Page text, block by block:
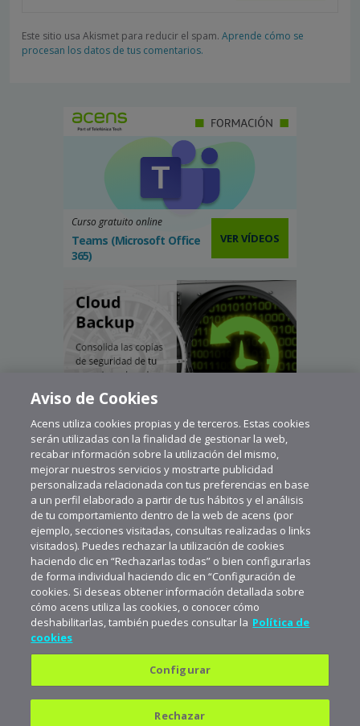
Este sitio usa Akismet para reducir el spam. Aprende cómo se
procesan los datos de tus comentarios.
Curso gratuito online
Teams (Microsoft Office
365)
VER VÍDEOS
Política de privacidad
Aviso de Cookies
Acens utiliza cookies propias y de terceros. Estas cookies
serán utilizadas con la finalidad de gestionar la web,
recabar información sobre la utilización del mismo,
mejorar nuestros servicios y mostrarte publicidad
personalizada relacionada con tus preferencias en base
a un perfil elaborado a partir de tus hábitos y el análisis
de tu comportamiento dentro de la web de acens (por
ejemplo, secciones visitadas, consultas realizadas o links
visitados). Puedes rechazar la utilización de cookies
haciendo clic en “Rechazarlas todas” o bien configurarlas
de forma individual haciendo clic en “Configuración de
cookies. Si deseas obtener información detallada sobre
cómo acens utiliza las cookies, o conocer cómo
deshabilitarlas, también puedes consultar la Política de
cookies
Configurar
Rechazar